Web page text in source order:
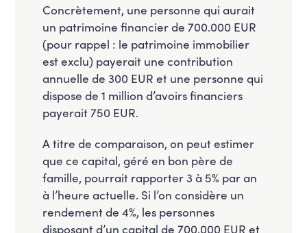
Concrètement, une personne qui aurait
un patrimoine financier de 700.000 EUR
(pour rappel : le patrimoine immobilier
est exclu) payerait une contribution
annuelle de 300 EUR et une personne qui
dispose de 1 million d’avoirs financiers
payerait 750 EUR.
A titre de comparaison, on peut estimer
que ce capital, géré en bon père de
famille, pourrait rapporter 3 à 5% par an
à l’heure actuelle. Si l’on considère un
rendement de 4%, les personnes
disposant d’un capital de 700.000 EUR et